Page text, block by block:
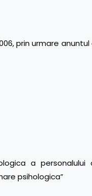
prin urmare
a
psihologica”